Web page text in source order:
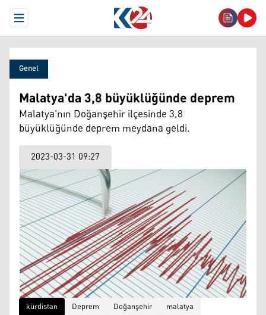
Open Menu
Genel
Malatya'da 3,8 büyüklüğünde deprem
Malatya'nın Doğanşehir ilçesinde 3,8
büyüklüğünde deprem meydana geldi.
2023-03-31 09:27
kürdistan Deprem Doğanşehir malatya